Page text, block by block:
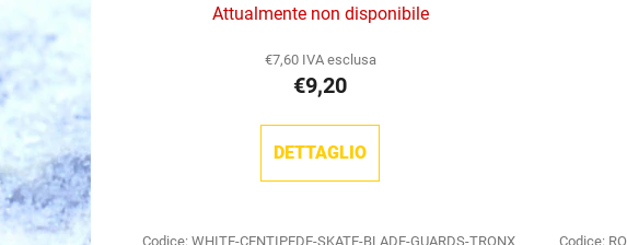
Attualmente non disponibile
€7,60 IVA esclusa
€9,20
DETTAGLIO
Codice:WHITE-CENTIPEDE-SKATE-BLADE-GUARDS-TRONX Codice: